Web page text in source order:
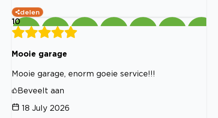
delen
10
Mooie garage
Mooie garage, enorm goeie service!!!
Beveelt aan
18 July 2026